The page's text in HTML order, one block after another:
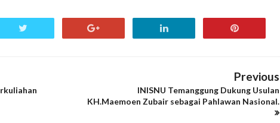
Previous
INISNU Temanggung Dukung Usulan
KH.Maemoen Zubair sebagai Pahlawan Nasional.